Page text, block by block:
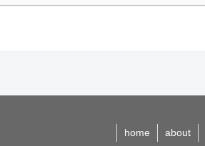
home about